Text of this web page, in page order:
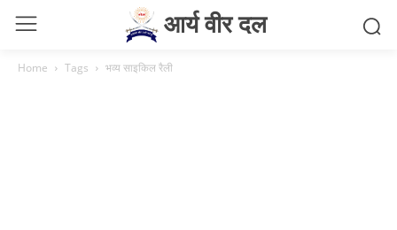
आर्य वीर दल
Home Tags भव्य साइकिल रैली